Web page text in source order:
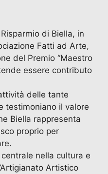
di Biella, in
Fatti ad Arte,
del Premio “Maestro
essere contributo
delle tante
testimoniano il valore
Biella rappresenta
proprio per
nella cultura e
Artistico